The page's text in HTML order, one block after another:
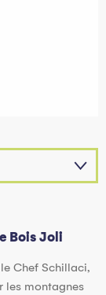
Bois Joli
Chef Schillaci,
les montagnes